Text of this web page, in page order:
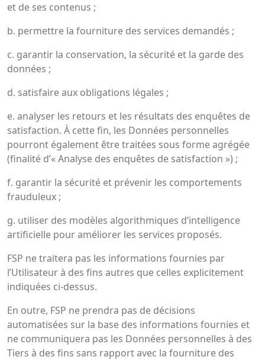
et de ses contenus ;
b. permettre la fourniture des services demandés ;
c. garantir la conservation, la sécurité et la garde des
données ;
d. satisfaire aux obligations légales ;
e. analyser les retours et les résultats des enquêtes de
satisfaction. À cette fin, les Données personnelles
pourront également être traitées sous forme agrégée
(finalité d’« Analyse des enquêtes de satisfaction ») ;
f. garantir la sécurité et prévenir les comportements
frauduleux ;
g. utiliser des modèles algorithmiques d’intelligence
artificielle pour améliorer les services proposés.
FSP ne traitera pas les informations fournies par
l’Utilisateur à des fins autres que celles explicitement
indiquées ci-dessus.
En outre, FSP ne prendra pas de décisions
automatisées sur la base des informations fournies et
ne communiquera pas les Données personnelles à des
Tiers à des fins sans rapport avec la fourniture des